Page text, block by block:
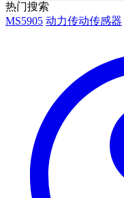
热门搜索
MS5905 动力传动传感器